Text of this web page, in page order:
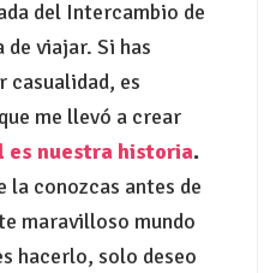
del Intercambio de
de viajar. Si has
casualidad, es
me llevó a crear
es nuestra historia.
la conozcas antes de
maravilloso mundo
hacerlo, solo deseo